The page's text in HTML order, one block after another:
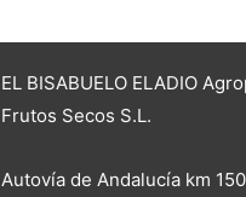
EL BISABUELO ELADIO
Frutos Secos S.L.
Autovía de Andalucía km